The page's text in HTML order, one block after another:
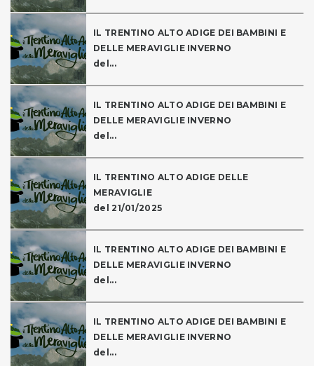
IL TRENTINO ALTO ADIGE DEI BAMBINI E
DELLE MERAVIGLIE INVERNO
del...
IL TRENTINO ALTO ADIGE DEI BAMBINI E
DELLE MERAVIGLIE INVERNO
del...
IL TRENTINO ALTO ADIGE DELLE
MERAVIGLIE
del 21/01/2025
IL TRENTINO ALTO ADIGE DEI BAMBINI E
DELLE MERAVIGLIE INVERNO
del...
IL TRENTINO ALTO ADIGE DEI BAMBINI E
DELLE MERAVIGLIE INVERNO
del...